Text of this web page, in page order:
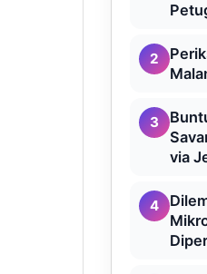
2
3
via
4